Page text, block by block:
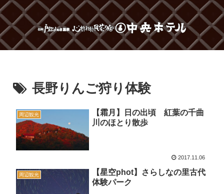
長野りんご狩り体験
周辺観光
【霜月】日の出頃 紅葉の千曲
川のほとり散歩
2017.11.06
周辺観光
【星空phot】さらしなの里古代
体験パーク